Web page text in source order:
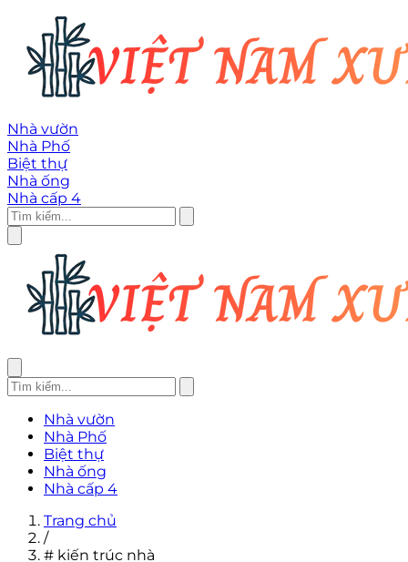
Nhà vườn
Nhà Phố
Biệt thự
Nhà ống
Nhà cấp 4
Nhà vườn
Nhà Phố
Biệt thự
Nhà ống
Nhà cấp 4
Trang chủ
/
# kiến trúc nhà